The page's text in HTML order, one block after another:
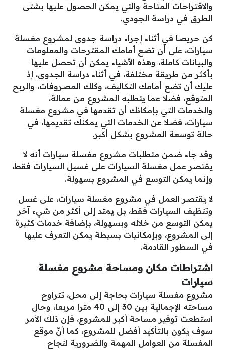
والاقتراحات المتاحة والتي يمكن الحصول عليها بشتى
الطرق في دراسة الجودي.
كن حريصا في أثناء إجراء دراسة جدوى لمشروع مغسلة
سيارات، على أن تضع أمامك المقترحات والمعلومات
والبيانات كاملة، وهذه الأشياء يمكن أن تحصل عليها
بأكثر من طريقة مختلفة، في أثناء دراسة الجدوى، إذ
عليك أن تضع أمامك التكاليف، وكلك المصروفات، والربح
المتوقع، فضلا عما يتطلبه المشروع من عمالة،
والخدمات التي بإمكانك أن تقدمها في مشروع مغسلة
سيارات، فضلا عن الخدمات التي يمكنك تقديمها، في
حالة توسعة المشروع بشكل أكبر.
وقد جاء ضمن متطلبات مشروع مغسلة سيارات أنه لا
يقتصر عمل مغسلة السيارات على غسيل السيارات فقط،
وإنما يمكن التوسع في المشروع بسهولة.
لا يقتصر العمل في مشروع مغسلة سيارات، على غسل
وتنظيف السيارات فقط، بل يمتد إلى أكثر من شيء آخر
يمكن التوسع من خلاله وبسهولة، بإضافة خدمات كثيرة
إلى المشروع، وبإمكانيات بسيطة يمكن التعرف عليها
في السطور القادمة.
اشتراطات مكان ومساحة مشروع مغسلة
سيارات
مشروع مغسلة سيارات بحاجة إلى محل، تتراوح
مساحته الإجمالية بين 30 إلى 40 مترا مربعا، وحال
استطعت توفير مساحة أكبر للمشروع، فإن ذلك الأمر
سوف يكون بالتأكيد أفضل للمشروع، كما أنّ موقع
المغسلة من العوامل المهمة والضرورية لنجاح